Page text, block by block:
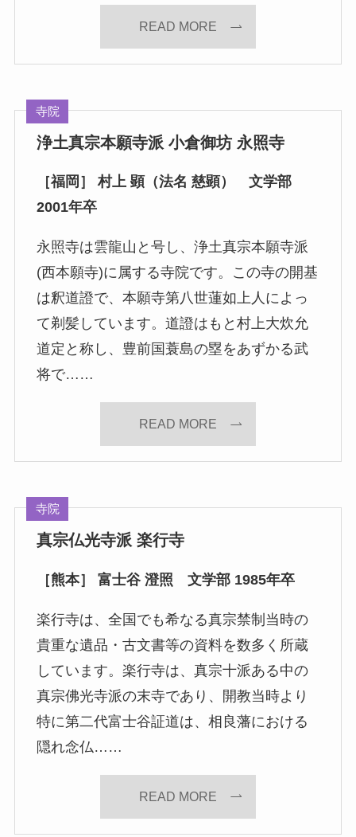
READ MORE
寺院
浄土真宗本願寺派 小倉御坊 永照寺
［福岡］ 村上 顕（法名 慈顕） 文学部
2001年卒
永照寺は雲龍山と号し、浄土真宗本願寺派
(西本願寺)に属する寺院です。この寺の開基
は釈道證で、本願寺第八世蓮如上人によっ
て剃髪しています。道證はもと村上大炊允
道定と称し、豊前国蓑島の塁をあずかる武
将で……
READ MORE
寺院
真宗仏光寺派 楽行寺
［熊本］ 富士谷 澄照 文学部 1985年卒
楽行寺は、全国でも希なる真宗禁制当時の
貴重な遺品・古文書等の資料を数多く所蔵
しています。楽行寺は、真宗十派ある中の
真宗佛光寺派の末寺であり、開教当時より
特に第二代富士谷証道は、相良藩における
隠れ念仏……
READ MORE